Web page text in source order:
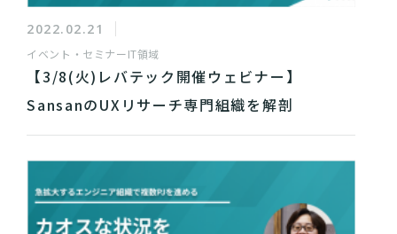
2022.02.21
イベント・セミナーIT領域
【3/8(火)レバテック開催ウェビナー】
SansanのUXリサーチ専門組織を解剖